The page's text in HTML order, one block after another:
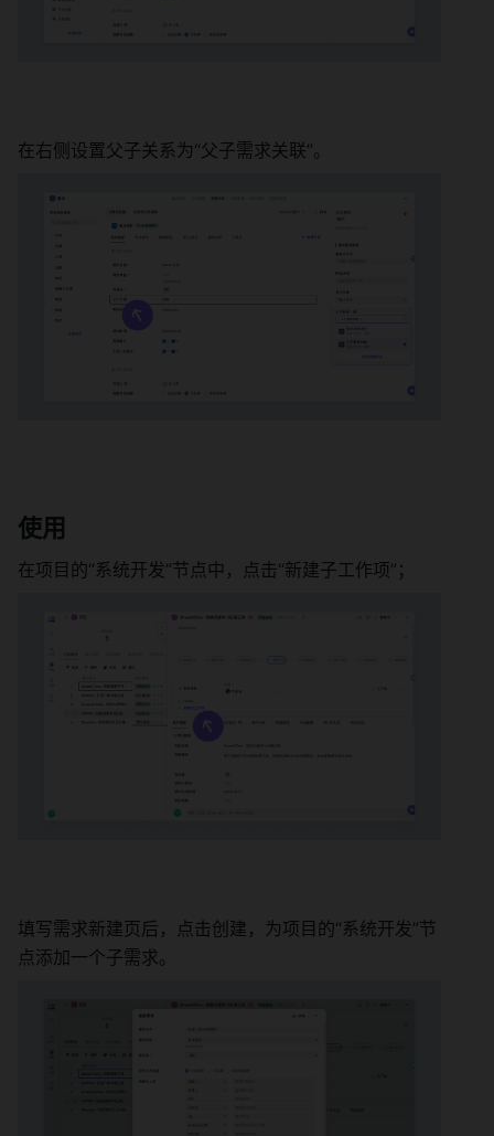
在右侧设置父子关系为“父子需求关联”。
使用
在项目的“系统开发”节点中，点击“新建子工作项”；
填写需求新建页后，点击创建，为项目的“系统开发”节
点添加一个子需求。